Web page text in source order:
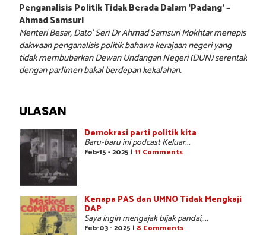
Penganalisis Politik Tidak Berada Dalam ‘Padang’ –
Ahmad Samsuri
Menteri Besar, Dato’ Seri Dr Ahmad Samsuri Mokhtar menepis
dakwaan penganalisis politik bahawa kerajaan negeri yang
tidak membubarkan Dewan Undangan Negeri (DUN) serentak
dengan parlimen bakal berdepan kekalahan.
ULASAN
Demokrasi parti politik kita
Baru-baru ini podcast Keluar...
Feb-15 - 2025 | 11 Comments
Kenapa PAS dan UMNO Tidak Mengkaji
DAP
Saya ingin mengajak bijak pandai,...
Feb-03 - 2025 | 8 Comments